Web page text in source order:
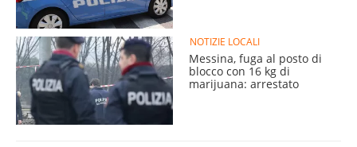
NOTIZIE LOCALI
Messina, fuga al posto di
blocco con 16 kg di
marijuana: arrestato